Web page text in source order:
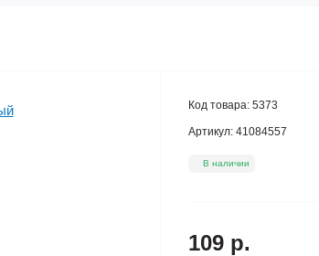
Код товара: 5373
Артикул: 41084557
В наличии
109 р.